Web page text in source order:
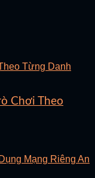
Chơi Theo